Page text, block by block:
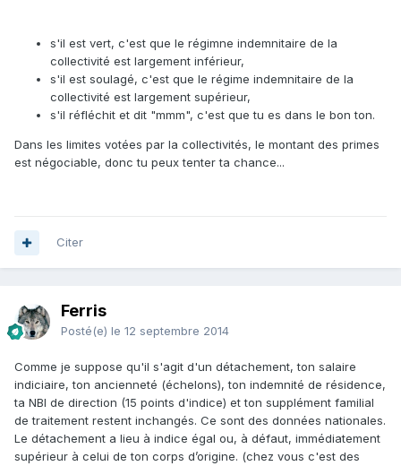
s'il est vert, c'est que le régimne indemnitaire de la
collectivité est largement inférieur,
s'il est soulagé, c'est que le régime indemnitaire de la
collectivité est largement supérieur,
s'il réfléchit et dit "mmm", c'est que tu es dans le bon ton.
Dans les limites votées par la collectivités, le montant des primes
est négociable, donc tu peux tenter ta chance...
Citer
Ferris
Posté(e) le 12 septembre 2014
Comme je suppose qu'il s'agit d'un détachement, ton salaire
indiciaire, ton ancienneté (échelons), ton indemnité de résidence,
ta NBI de direction (15 points d'indice) et ton supplément familial
de traitement restent inchangés. Ce sont des données nationales.
Le détachement a lieu à indice égal ou, à défaut, immédiatement
supérieur à celui de ton corps d’origine. (chez vous c'est des